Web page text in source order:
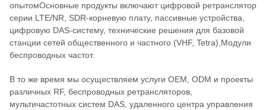
опытомОсновные продукты включают цифровой ретранслятор
серии LTE/NR, SDR-корневую плату, пассивные устройства,
цифровую DAS-систему, технические решения для базовой
станции сетей общественного и частного (VHF, Tetra),Модули
беспроводных частот.
В то же время мы осуществляем услуги OEM, ODM и проекты
различных RF, беспроводных ретрансляторов,
мультичастотных систем DAS, удаленного центра управления